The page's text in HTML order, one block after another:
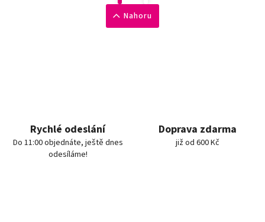
Nahoru
Rychlé odeslání
Do 11:00 objednáte, ještě dnes
odesíláme!
Doprava zdarma
již od 600 Kč